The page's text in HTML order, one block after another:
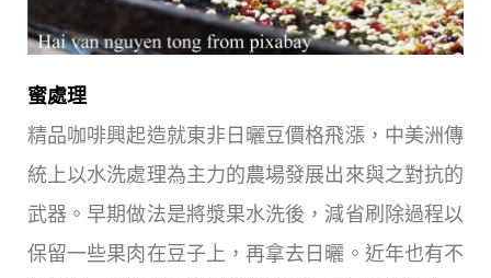
蜜處理
精品咖啡興起造就東非日曬豆價格飛漲，中美洲傳
統上以水洗處理為主力的農場發展出來與之對抗的
武器。早期做法是將漿果水洗後，減省刷除過程以
保留一些果肉在豆子上，再拿去日曬。近年也有不